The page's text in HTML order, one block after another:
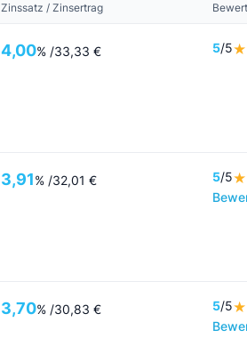
Zinssatz / Zinsertrag
4,00% /33,33 € 5/5
3,91% /32,01 € 5/5
3,70% /30,83 € 5/5